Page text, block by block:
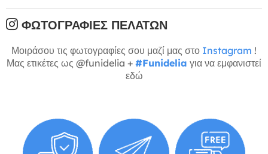
ΦΩΤΟΓΡΑΦΊΕΣ ΠΕΛΑΤΏΝ
Μοιράσου τις φωτογραφίες σου μαζί μας στο Instagram !
Μας ετικέτες ως @funidelia + #Funidelia για να εμφανιστεί
εδώ